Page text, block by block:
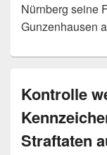
Nürnberg seine
Gunzenhausen
Kontrolle
Straftaten